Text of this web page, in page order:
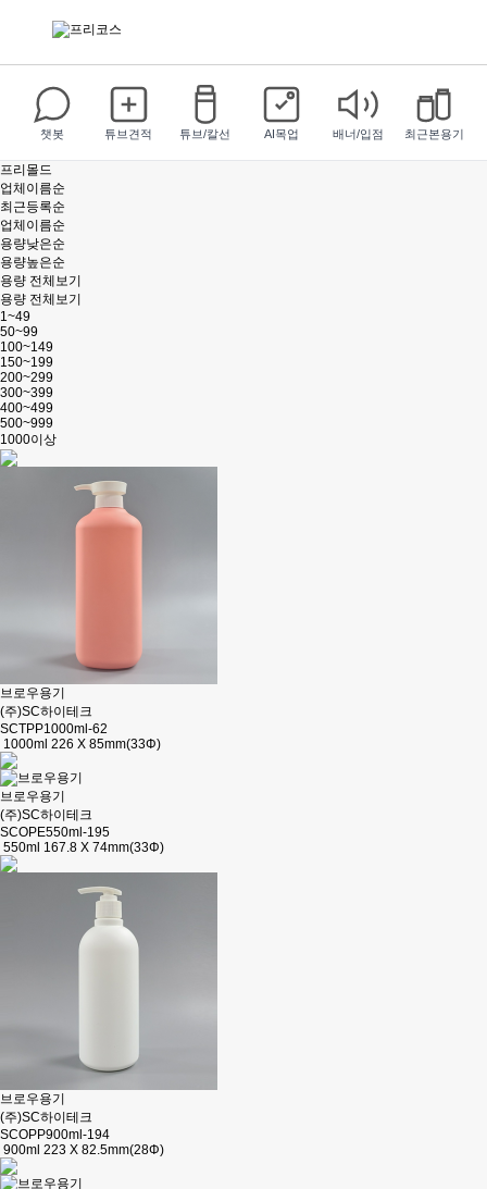
챗봇 튜브견적 튜브/칼선 AI목업 배너/입점 최근본용기
프리몰드
업체이름순
최근등록순
업체이름순
용량낮은순
용량높은순
용량 전체보기
용량 전체보기
1~49
50~99
100~149
150~199
200~299
300~399
400~499
500~999
1000이상
브로우용기
(주)SC하이테크
SCTPP1000ml-62
1000ml 226 X 85mm(33Φ)
브로우용기
(주)SC하이테크
SCOPE550ml-195
550ml 167.8 X 74mm(33Φ)
브로우용기
(주)SC하이테크
SCOPP900ml-194
900ml 223 X 82.5mm(28Φ)